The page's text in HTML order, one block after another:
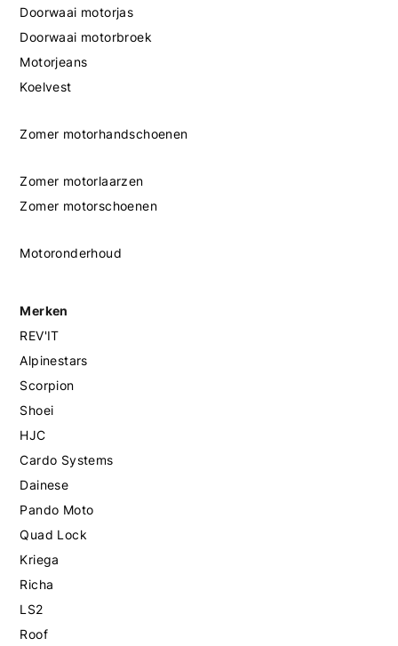
Doorwaai motorjas
Doorwaai motorbroek
Motorjeans
Koelvest
Zomer motorhandschoenen
Zomer motorlaarzen
Zomer motorschoenen
Motoronderhoud
Merken
REV'IT
Alpinestars
Scorpion
Shoei
HJC
Cardo Systems
Dainese
Pando Moto
Quad Lock
Kriega
Richa
LS2
Roof